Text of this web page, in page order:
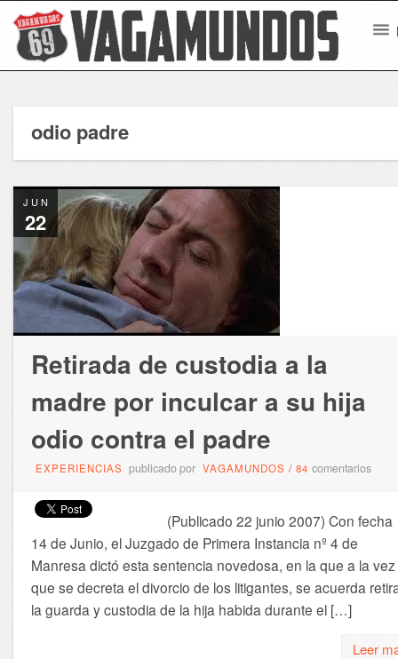
odio padre
JUN
22
Retirada de custodia a la
madre por inculcar a su hija
odio contra el padre
EXPERIENCIAS publicado por VAGAMUNDOS / 84 comentarios
(Publicado 22 junio 2007) Con fecha
14 de Junio, el Juzgado de Primera Instancia nº 4 de
Manresa dictó esta sentencia novedosa, en la que a la vez
que se decreta el divorcio de los litigantes, se acuerda
la guarda y custodia de la hija habida durante el […]
Leer